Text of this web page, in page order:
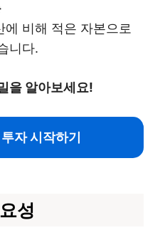
에 비해 적은 자본으로
니다.
을 알아보세요!
자 시작하기
성